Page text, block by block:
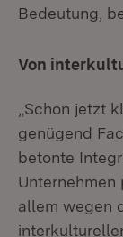
Bedeutung,
Von
„Schon jetzt
genügend
betonte
Unternehmen
allem wegen